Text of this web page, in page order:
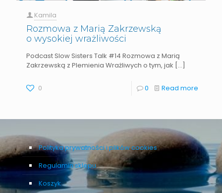
Kamila
Rozmowa z Marią Zakrzewską
o wysokiej wrażliwości
Podcast Slow Sisters Talk #14 Rozmowa z Marią
Zakrzewską z Plemienia Wrażliwych o tym, jak […]
0 0 Read more
Polityka prywatności i plików cookies
Regulamin sklepu
Koszyk